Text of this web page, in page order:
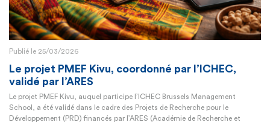
Publié le 25/03/2026
Le projet PMEF Kivu, coordonné par l’ICHEC,
validé par l’ARES
Le projet PMEF Kivu, auquel participe l’ICHEC Brussels Management
School, a été validé dans le cadre des Projets de Recherche pour le
Développement (PRD) financés par l’ARES (Académie de Recherche et